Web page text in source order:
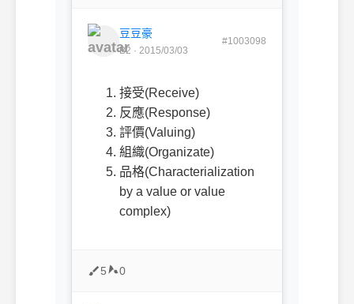
豆豆豪
B2 · 2015/03/03
#1003098
接受(Receive)
反應(Response)
評價(Valuing)
組織(Organizate)
品格(Characterialization
by a value or value
complex)
5 0